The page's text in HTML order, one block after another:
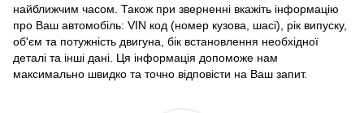
найближчим часом. Також при зверненні вкажіть інформацію
про Ваш автомобіль: VIN код (номер кузова, шасі), рік випуску,
об'єм та потужність двигуна, бік встановлення необхідної
деталі та інші дані. Ця інформація допоможе нам
максимально швидко та точно відповісти на Ваш запит.